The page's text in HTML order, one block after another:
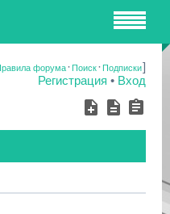
форума·Поиск·Подписки]
Регистрация • Вход